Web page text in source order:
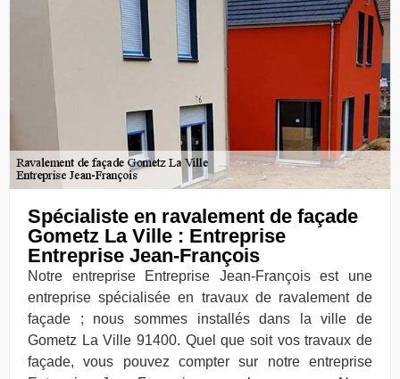
Spécialiste en ravalement de façade
Gometz La Ville : Entreprise
Entreprise Jean-François
Notre entreprise Entreprise Jean-François est une
entreprise spécialisée en travaux de ravalement de
façade ; nous sommes installés dans la ville de
Gometz La Ville 91400. Quel que soit vos travaux de
façade, vous pouvez compter sur notre entreprise